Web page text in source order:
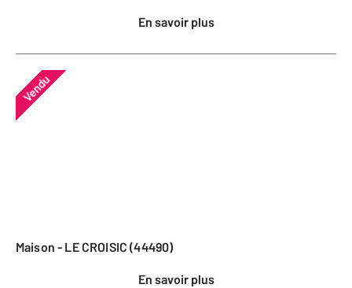
En savoir plus
Vendu
Maison - LE CROISIC (44490)
En savoir plus